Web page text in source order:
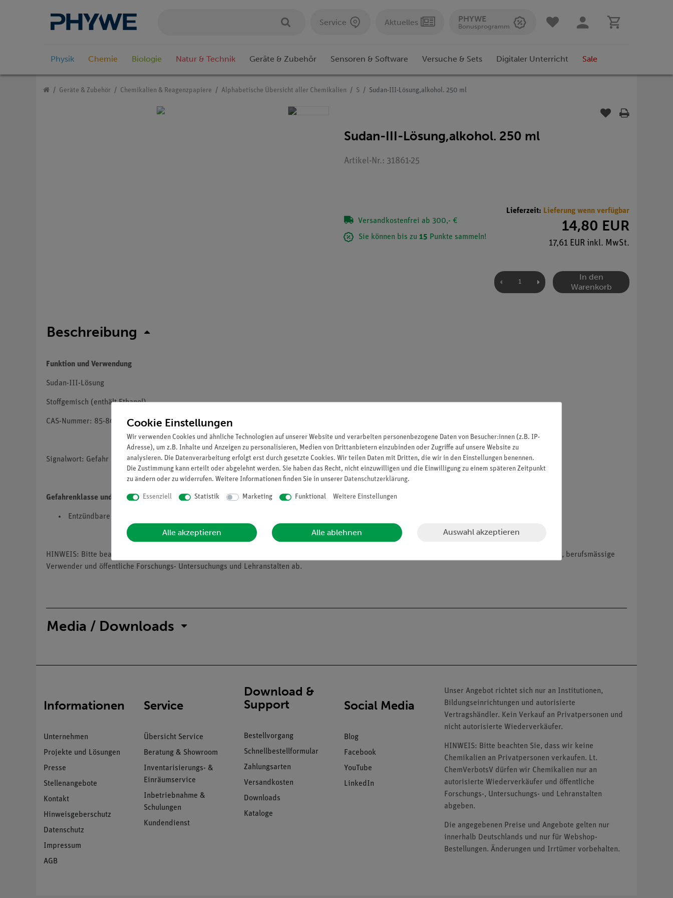
Service Aktuelles PHYWE
Bonusprogramm
Physik Chemie Biologie Natur & Technik Geräte & Zubehör Sensoren & Software Versuche & Sets Digitaler Unterricht Sale
Geräte & Zubehör Chemikalien & Reagenzpapiere Alphabetische Übersicht aller Chemikalien S Sudan-III-Lösung,alkohol. 250 ml
Sudan-III-Lösung,alkohol. 250 ml
Artikel-Nr.: 31861-25
Versandkostenfrei ab 300,- €
Sie können bis zu 15 Punkte sammeln!
Lieferzeit: Lieferung wenn verfügbar
14,80 EUR
17,61 EUR inkl. MwSt.
In den
Warenkorb
Beschreibung
Funktion und Verwendung
Sudan-III-Lösung
Stoffgemisch (enthält Ethanol)
CAS-Nummer: 85-86-9
Signalwort: Gefahr
Gefahrenklasse und Gefahrenkategorie
Entzündbare Flüssigkeit, Kategorie 2, H225
HINWEIS: Bitte beachten sie, dass wir keine Chemikalien an Privatpersonen verkaufen. Lt. ChemVerbotsV geben wir Chemikalien nur an Wiederverkäufer, berufsmässige
Verwender und öffentliche Forschungs- Untersuchungs und Lehranstalten ab.
Media / Downloads
Informationen
Unternehmen
Projekte und Lösungen
Presse
Stellenangebote
Kontakt
Hinweisgeberschutz
Datenschutz
Impressum
AGB
Service
Übersicht Service
Beratung & Showroom
Inventarisierungs- &
Einräumservice
Inbetriebnahme &
Schulungen
Kundendienst
Download &
Support
Bestellvorgang
Schnellbestellformular
Zahlungsarten
Versandkosten
Downloads
Kataloge
Social Media
Blog
Facebook
YouTube
LinkedIn
Unser Angebot richtet sich nur an Institutionen,
Bildungseinrichtungen und autorisierte
Vertragshändler. Kein Verkauf an Privatpersonen und
nicht autorisierte Wiederverkäufer.
HINWEIS: Bitte beachten Sie, dass wir keine
Chemikalien an Privatpersonen verkaufen. Lt.
ChemVerbotsV dürfen wir Chemikalien nur an
autorisierte Wiederverkäufer und öffentliche
Forschungs-, Untersuchungs- und Lehranstalten
abgeben.
Die angegebenen Preise und Angebote gelten nur
innerhalb Deutschlands und nur für Webshop-
Bestellungen. Änderungen und Irrtümer vorbehalten.
Cookie Einstellungen
Wir verwenden Cookies und ähnliche Technologien auf unserer Website und verarbeiten personenbezogene Daten von Besucher:innen (z.B. IP-
Adresse), um z.B. Inhalte und Anzeigen zu personalisieren, Medien von Drittanbietern einzubinden oder Zugriffe auf unsere Website zu
analysieren. Die Datenverarbeitung erfolgt erst durch gesetzte Cookies. Wir teilen Daten mit Dritten, die wir in den Einstellungen benennen.
Die Zustimmung kann erteilt oder abgelehnt werden. Sie haben das Recht, nicht einzuwilligen und die Einwilligung zu einem späteren Zeitpunkt
zu ändern oder zu widerrufen. Weitere Informationen finden Sie in unserer Daten­schutz­erklärung.
Essenziell Statistik Marketing Funktional Weitere Einstellungen
Alle akzeptieren Alle ablehnen Auswahl akzeptieren